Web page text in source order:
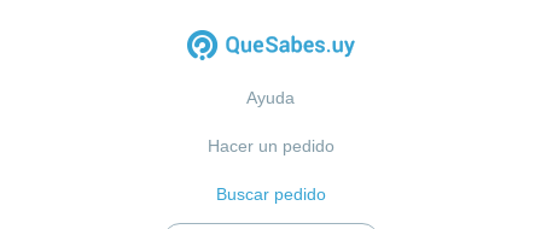
Ayuda
Hacer un pedido
Buscar pedido